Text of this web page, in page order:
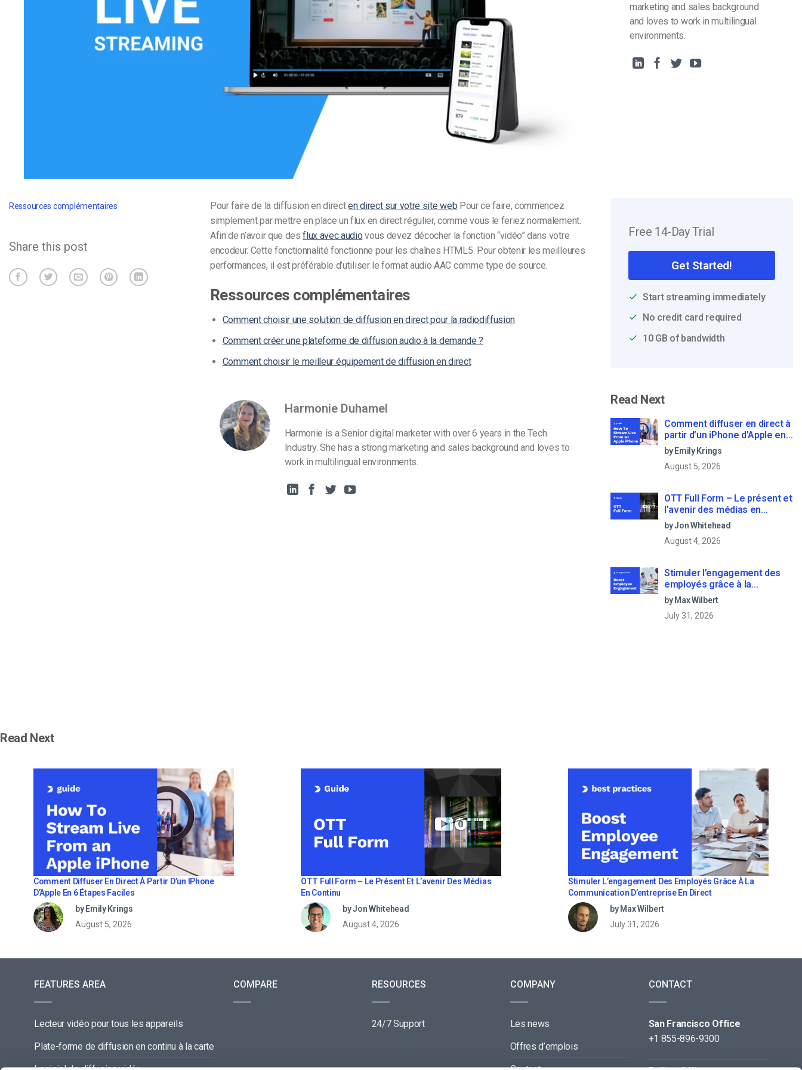
CMS vidéo
Confidentialité et sécurité
Monétisation vidéo
Marketing vidéo
d’apprentissage en ligne
marketing and sales background
and loves to work in multilingual
environments.
Ressources complémentaires
Share this post
Pour faire de la diffusion en directen direct sur votre site web Pour ce faire, commencez
simplement par mettre en place un flux en direct régulier, comme vous le feriez normalement.
Afin de n’avoir que desflux avec audio vous devez décocher la fonction “vidéo” dans votre
encodeur. Cette fonctionnalité fonctionne pour les chaînes HTML5. Pour obtenir les meilleures
performances, il est préférable d’utiliser le format audio AAC comme type de source.
Ressources complémentaires
Comment choisir une solution de diffusion en direct pour la radiodiffusion
Comment créer une plateforme de diffusion audio à la demande ?
Comment choisir le meilleur équipement de diffusion en direct
Harmonie Duhamel
Harmonie is a Senior digital marketer with over 6 years in the Tech
Industry. She has a strong marketing and sales background and loves to
work in multilingual environments.
Free 14-Day Trial
Get Started!
Start streaming immediately
No credit card required
10 GB of bandwidth
Read Next
Comment diffuser en direct à
partir d’un iPhone d’Apple en
6 étapes faciles
by Emily Krings
August 5, 2026
OTT Full Form – Le présent et
l’avenir des médias en
continu
by Jon Whitehead
August 4, 2026
Stimuler l’engagement des
employés grâce à la
communication d’entreprise
en direct
by Max Wilbert
July 31, 2026
Read Next
Comment Diffuser En Direct À Partir D’un IPhone
D’Apple En 6 Étapes Faciles
by Emily Krings
August 5, 2026
OTT Full Form – Le Présent Et L’avenir Des Médias
En Continu
by Jon Whitehead
August 4, 2026
Stimuler L’engagement Des Employés Grâce À La
Communication D’entreprise En Direct
by Max Wilbert
July 31, 2026
FEATURES AREA
Lecteur vidéo pour tous les appareils
Plate-forme de diffusion en continu à la carte
COMPARE RESOURCES
24/7 Support
COMPANY
Les news
Offres d’emplois
CONTACT
San Francisco Office
+1 855-896-9300